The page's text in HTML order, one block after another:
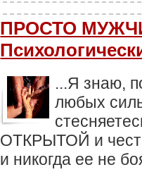
ПРОСТО
...Я знаю,
любых
ОТКРЫТОЙ и
и никогда ее не